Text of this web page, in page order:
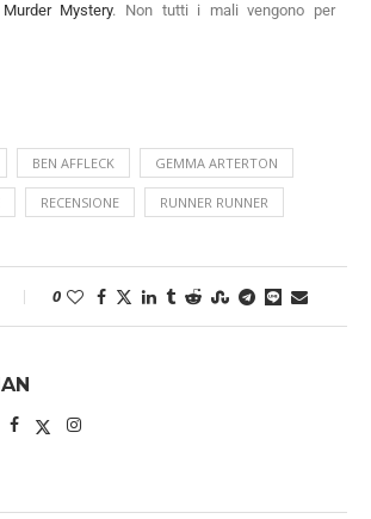
Murder Mystery. Non tutti i mali vengono per
BEN AFFLECK GEMMA ARTERTON
RECENSIONE RUNNER RUNNER
0